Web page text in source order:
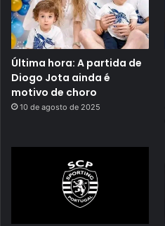
Última hora: A partida de
Diogo Jota ainda é
motivo de choro
10 de agosto de 2025